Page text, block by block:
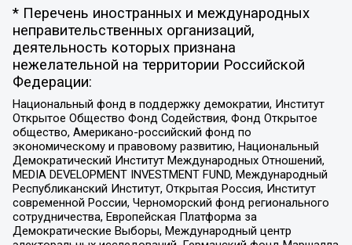
* Перечень иностранных и международных
неправительственных организаций,
деятельность которых признана
нежелательной на территории Российской
Федерации:
Национальный фонд в поддержку демократии, Институт
Открытое Общество Фонд Содействия, Фонд Открытое
общество, Американо-российский фонд по
экономическому и правовому развитию, Национальный
Демократический Институт Международных Отношений,
MEDIA DEVELOPMENT INVESTMENT FUND, Международный
Республиканский Институт, Открытая Россия, Институт
современной России, Черноморский фонд регионального
сотрудничества, Европейская Платформа за
Демократические Выборы, Международный центр